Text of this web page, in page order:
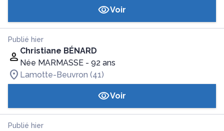
Voir
Publié hier
Christiane BÉNARD
Née MARMASSE - 92 ans
Lamotte-Beuvron (41)
Voir
Publié hier